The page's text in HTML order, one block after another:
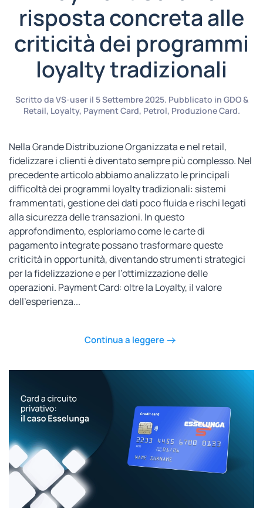
risposta concreta alle
criticità dei programmi
loyalty tradizionali
Scritto da VS-useril 5 Settembre 2025. Pubblicato in GDO &
Retail, Loyalty, Payment Card, Petrol, Produzione Card.
Nella Grande Distribuzione Organizzata e nel retail,
fidelizzare i clienti è diventato sempre più complesso. Nel
precedente articolo abbiamo analizzato le principali
difficoltà dei programmi loyalty tradizionali: sistemi
frammentati, gestione dei dati poco fluida e rischi legati
alla sicurezza delle transazioni. In questo
approfondimento, esploriamo come le carte di
pagamento integrate possano trasformare queste
criticità in opportunità, diventando strumenti strategici
per la fidelizzazione e per l’ottimizzazione delle
operazioni. Payment Card: oltre la Loyalty, il valore
dell’esperienza...
Continua a leggere